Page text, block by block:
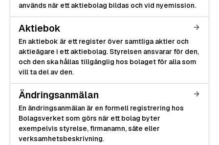
används när ett aktiebolag bildas och vid nyemission.
Aktiebok
En aktiebok är ett register över samtliga aktier och
aktieägare i ett aktiebolag. Styrelsen ansvarar för den,
och den ska hållas tillgänglig hos bolaget för alla som
vill ta del av den.
Ändringsanmälan
En ändringsanmälan är en formell registrering hos
Bolagsverket som görs när ett bolag byter
exempelvis styrelse, firmanamn, säte eller
verksamhetsbeskrivning.